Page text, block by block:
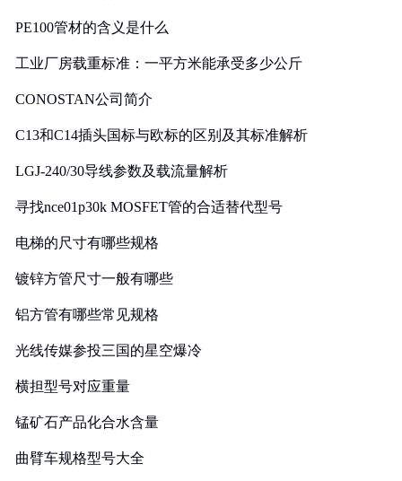
PE100管材的含义是什么
工业厂房载重标准：一平方米能承受多少公斤
CONOSTAN公司简介
C13和C14插头国标与欧标的区别及其标准解析
LGJ-240/30导线参数及载流量解析
寻找nce01p30k MOSFET管的合适替代型号
电梯的尺寸有哪些规格
镀锌方管尺寸一般有哪些
铝方管有哪些常见规格
光线传媒参投三国的星空爆冷
横担型号对应重量
锰矿石产品化合水含量
曲臂车规格型号大全